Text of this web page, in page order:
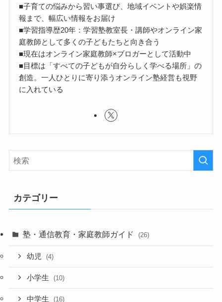
■子育ての悩みから習い事選び、地域イベントや娯楽情
報まで、幅広い情報をお届け
■学習指導歴20年：学習塾教室長・講師やオンライン家
庭教師として多くの子どもたちと向き合う
■現在はオンライン家庭教師×ブロガーとして活動中
■目標は「すべての子どもが自分らしく学べる場所」の
創造。一人ひとりに寄り添うオンライン塾経営も視野
に入れている
カテゴリー
塾・通信教育・家庭教師ガイド (26)
幼児 (4)
小学生 (10)
中学生 (16)